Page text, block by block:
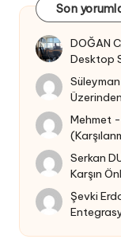
Son
DOĞAN
Desktop
Mehmet
Serkan
Karşın
Şevki